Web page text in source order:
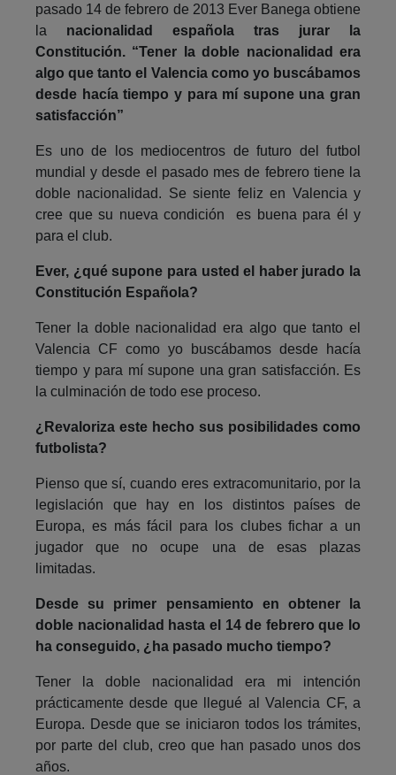
pasado 14 de febrero de 2013 Ever Banega obtiene
la nacionalidad española tras jurar la
Constitución. “Tener la doble nacionalidad era
algo que tanto el Valencia como yo buscábamos
desde hacía tiempo y para mí supone una gran
satisfacción”
Es uno de los mediocentros de futuro del futbol
mundial y desde el pasado mes de febrero tiene la
doble nacionalidad. Se siente feliz en Valencia y
cree que su nueva condición es buena para él y
para el club.
Ever, ¿qué supone para usted el haber jurado la
Constitución Española?
Tener la doble nacionalidad era algo que tanto el
Valencia CF como yo buscábamos desde hacía
tiempo y para mí supone una gran satisfacción. Es
la culminación de todo ese proceso.
¿Revaloriza este hecho sus posibilidades como
futbolista?
Pienso que sí, cuando eres extracomunitario, por la
legislación que hay en los distintos países de
Europa, es más fácil para los clubes fichar a un
jugador que no ocupe una de esas plazas
limitadas.
Desde su primer pensamiento en obtener la
doble nacionalidad hasta el 14 de febrero que lo
ha conseguido, ¿ha pasado mucho tiempo?
Tener la doble nacionalidad era mi intención
prácticamente desde que llegué al Valencia CF, a
Europa. Desde que se iniciaron todos los trámites,
por parte del club, creo que han pasado unos dos
años.